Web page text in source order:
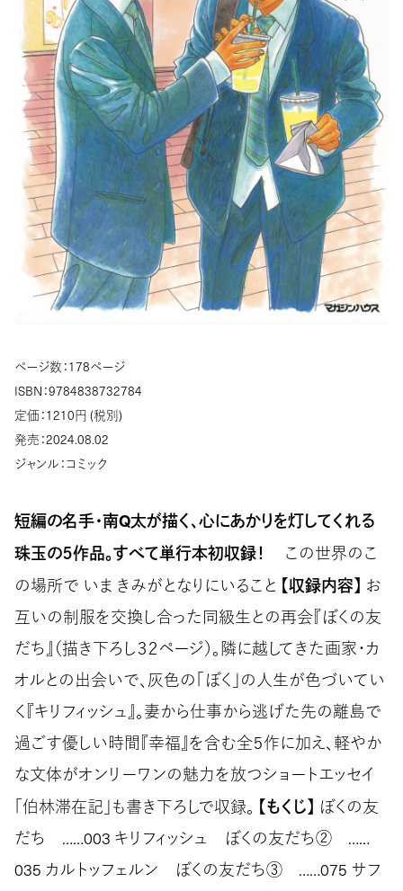
ページ数：178ページ
ISBN：9784838732784
定価：1210円 (税別)
発売：2024.08.02
ジャンル：コミック
短編の名手・南Q太が描く、心にあかりを灯してくれる
珠玉の５作品。すべて単行本初収録！
この世界のこ
の場所で いま きみがとなりにいること 【収録内容】 お
互いの制服を交換し合った同級生との再会『ぼくの友
だち』（描き下ろし３２ページ）。隣に越してきた画家・カ
オルとの出会いで、灰色の「ぼく」の人生が色づいてい
く『キリフィッシュ』。妻から仕事から逃げた先の離島で
過ごす優しい時間『幸福』を含む全５作に加え、軽やか
な文体がオンリーワンの魅力を放つショートエッセイ
「伯林滞在記」も書き下ろしで収録。 【もくじ】 ぼくの友
だち ……003 キリフィッシュ ぼくの友だち② ……
035 カルトッフェルン ぼくの友だち③ ……075 サフ